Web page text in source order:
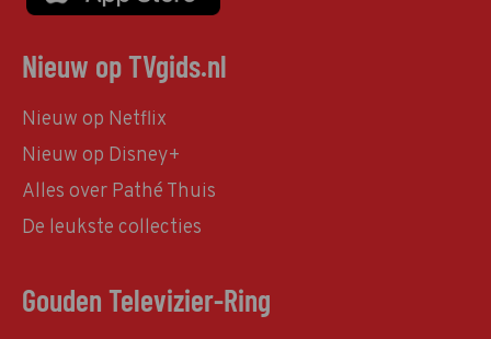
Nieuw op TVgids.nl
Nieuw op Netflix
Nieuw op Disney+
Alles over Pathé Thuis
De leukste collecties
Gouden Televizier-Ring